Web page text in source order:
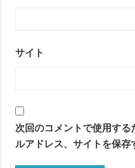
サイト
次回のコメントで使用す
ルアドレス、サイトを保存